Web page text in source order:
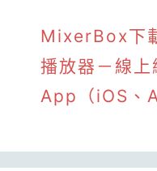
MixerBox下
播放器－線上
App（iOS、